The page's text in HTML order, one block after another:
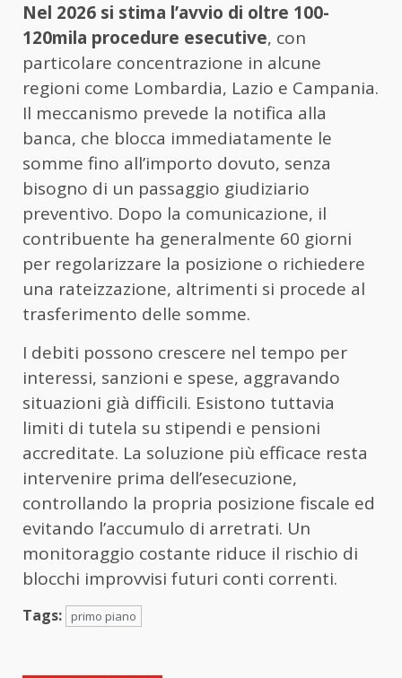
Nel 2026 si stima l’avvio di oltre 100-
120mila procedure esecutive, con
particolare concentrazione in alcune
regioni come Lombardia, Lazio e Campania.
Il meccanismo prevede la notifica alla
banca, che blocca immediatamente le
somme fino all’importo dovuto, senza
bisogno di un passaggio giudiziario
preventivo. Dopo la comunicazione, il
contribuente ha generalmente 60 giorni
per regolarizzare la posizione o richiedere
una rateizzazione, altrimenti si procede al
trasferimento delle somme.
I debiti possono crescere nel tempo per
interessi, sanzioni e spese, aggravando
situazioni già difficili. Esistono tuttavia
limiti di tutela su stipendi e pensioni
accreditate. La soluzione più efficace resta
intervenire prima dell’esecuzione,
controllando la propria posizione fiscale ed
evitando l’accumulo di arretrati. Un
monitoraggio costante riduce il rischio di
blocchi improvvisi futuri conti correnti.
Tags: primo piano